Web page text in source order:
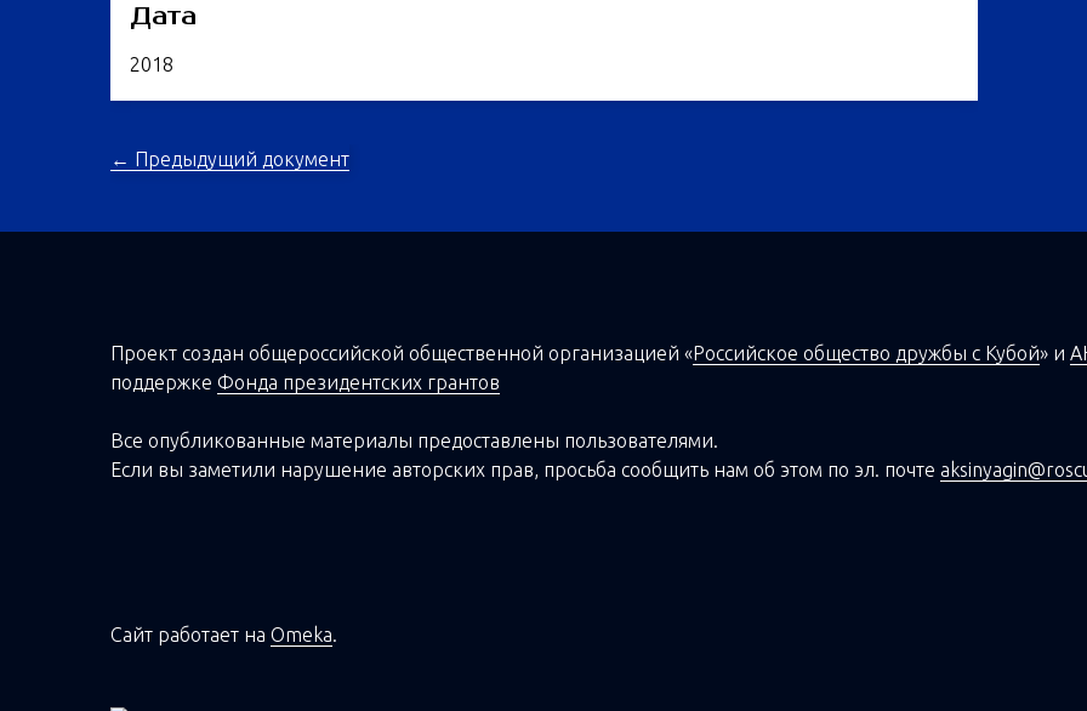
Дата
2018
← Предыдущий документ
Проект создан общероссийской общественной организацией«Российское общество дружбы с Кубой» и
поддержкеФонда президентских грантов
Все опубликованные материалы предоставлены пользователями.
Если вы заметили нарушение авторских прав, просьба сообщить нам об этом по эл. почте
Сайт работает наOmeka.